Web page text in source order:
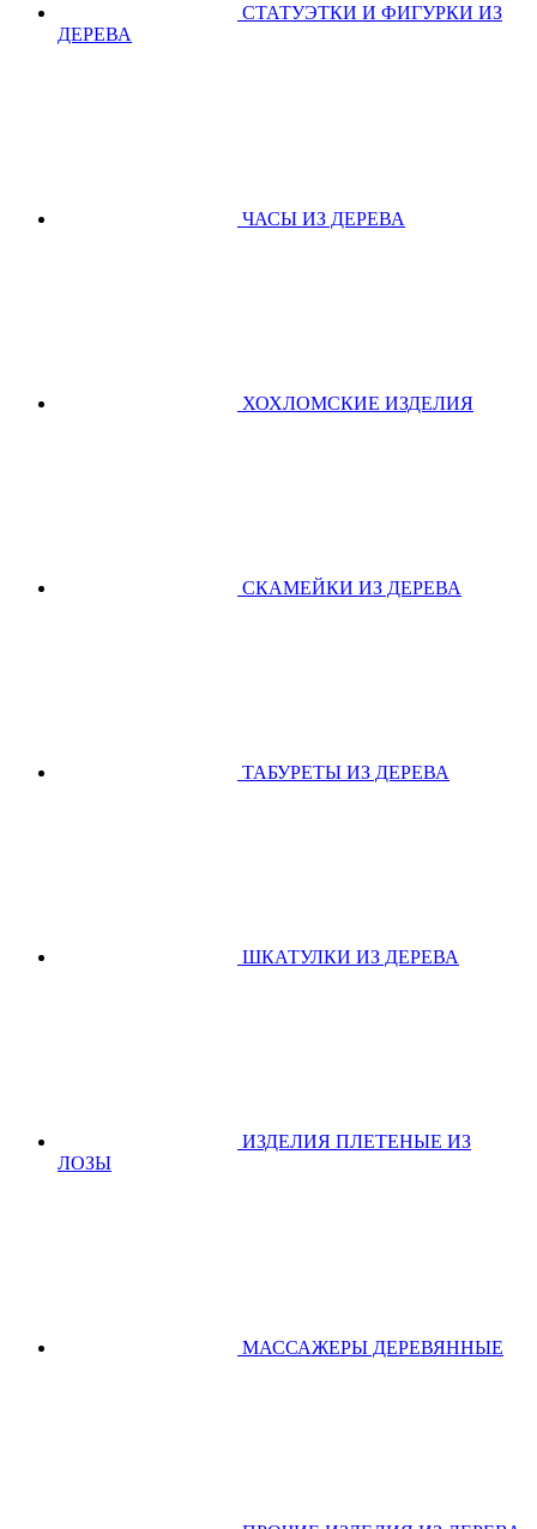
СТАТУЭТКИ И ФИГУРКИ ИЗ
ДЕРЕВА
ЧАСЫ ИЗ ДЕРЕВА
ХОХЛОМСКИЕ ИЗДЕЛИЯ
СКАМЕЙКИ ИЗ ДЕРЕВА
ТАБУРЕТЫ ИЗ ДЕРЕВА
ШКАТУЛКИ ИЗ ДЕРЕВА
ИЗДЕЛИЯ ПЛЕТЕНЫЕ ИЗ
ЛОЗЫ
МАССАЖЕРЫ ДЕРЕВЯННЫЕ